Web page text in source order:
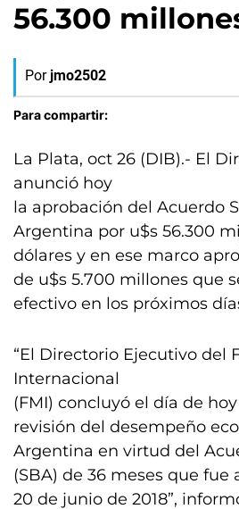
56.300
Por jmo2502
Para compartir:
La Plata, oct 26 (DIB).- El
anunció hoy
la aprobación del Acuerdo
Argentina por u$s 56.300
dólares y en ese marco
de u$s 5.700 millones que
efectivo en los próximos
“El Directorio Ejecutivo del
Internacional
(FMI) concluyó el día de
revisión del desempeño
Argentina en virtud del
(SBA) de 36 meses que fue
20 de junio de 2018”,